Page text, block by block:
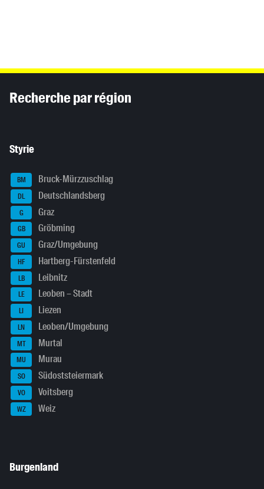
Recherche par région
Styrie
BM Bruck-Mürzzuschlag
DL Deutschlandsberg
G Graz
GB Gröbming
GU Graz/Umgebung
HF Hartberg-Fürstenfeld
LB Leibnitz
LE Leoben – Stadt
LI Liezen
LN Leoben/Umgebung
MT Murtal
MU Murau
SO Südoststeiermark
VO Voitsberg
WZ Weiz
Burgenland